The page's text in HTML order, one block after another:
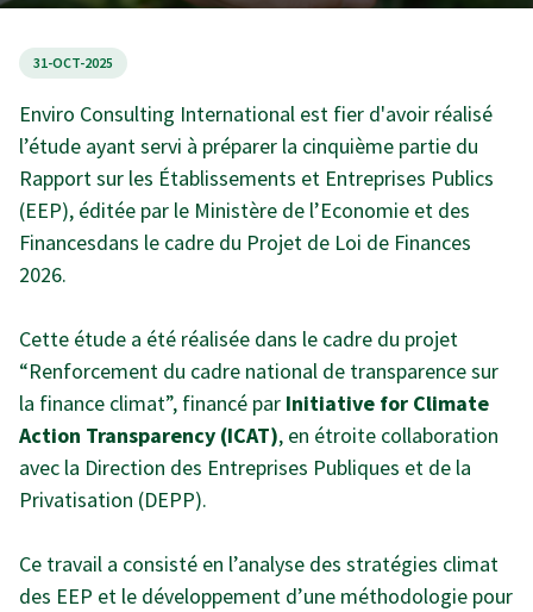
31-OCT-2025
Enviro Consulting International est fier d'avoir réalisé
l’étude ayant servi à préparer la cinquième partie du
Rapport sur les Établissements et Entreprises Publics
(EEP), éditée par le Ministère de l’Economie et des
Financesdans le cadre du Projet de Loi de Finances
2026.
Cette étude a été réalisée dans le cadre du projet
“Renforcement du cadre national de transparence sur
la finance climat”, financé par Initiative for Climate
Action Transparency (ICAT), en étroite collaboration
avec la Direction des Entreprises Publiques et de la
Privatisation (DEPP).
Ce travail a consisté en l’analyse des stratégies climat
des EEP et le développement d’une méthodologie pour